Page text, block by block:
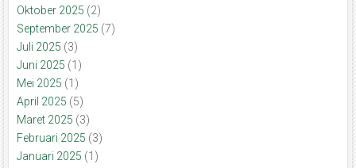
Oktober 2025 (2)
September 2025 (7)
Juli 2025 (3)
Juni 2025 (1)
Mei 2025 (1)
April 2025 (5)
Maret 2025 (3)
Februari 2025 (3)
Januari 2025 (1)